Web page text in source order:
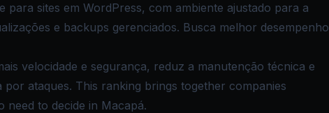
sites em WordPress, com ambiente ajustado para a
e backups gerenciados. Busca melhor desempenho
velocidade e segurança, reduz a manutenção técnica e
ataques. This ranking brings together companies
need to decide in Macapá.